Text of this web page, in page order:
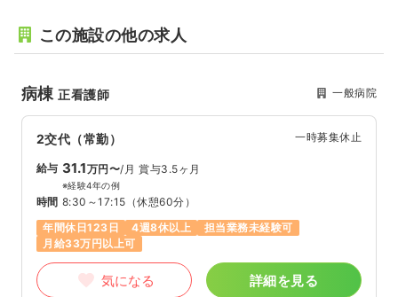
この施設の他の求人
病棟正看護師 一般病院
2交代（常勤） 一時募集休止
給与 31.1万円〜/月 賞与3.5ヶ月
※経験4年の例
時間 8:30～17:15 （休憩60分）
年間休日123日
4週8休以上
担当業務未経験可
月給33万円以上可
気になる 詳細を見る